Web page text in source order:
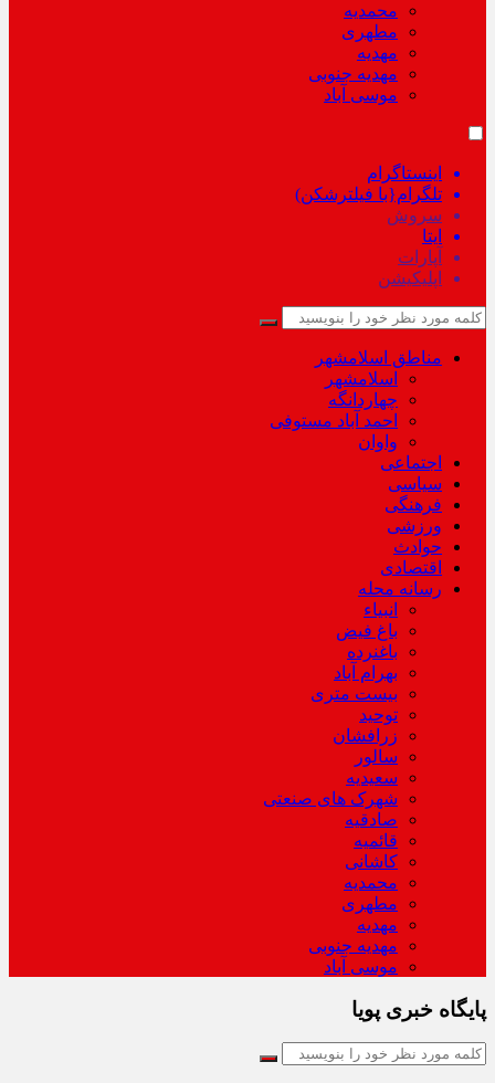
محمدیه
مطهری
مهدیه
مهدیه جنوبی
موسی آباد
اینستاگرام
تلگرام{با فیلترشکن)
سروش
ایتا
آپارات
اپلیکیشن
مناطق اسلامشهر
اسلامشهر
چهاردانگه
احمد آباد مستوفی
واوان
اجتماعی
سیاسی
فرهنگی
ورزشی
حوادث
اقتصادی
رسانه محله
انبیاء
باغ فیض
باغنرده
بهرام آباد
بیست متری
توحید
زرافشان
سالور
سعیدیه
شهرک های صنعتی
صادقیه
قائمیه
کاشانی
محمدیه
مطهری
مهدیه
مهدیه جنوبی
موسی آباد
پایگاه خبری پویا